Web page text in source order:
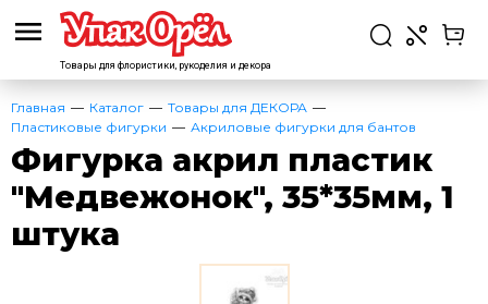
Товары для флористики, рукоделия и декора
Главная Каталог
Товары для ДЕКОРА
Пластиковые фигурки
Акриловые фигурки для бантов
Фигурка акрил пластик
"Медвежонок", 35*35мм, 1
штука